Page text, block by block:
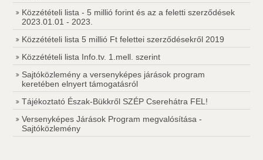
Közzétételi lista - 5 millió forint és az a feletti szerződések
2023.01.01 - 2023.
Közzétételi lista 5 millió Ft felettei szerződésekről 2019
Közzétételi lista Info.tv. 1.mell. szerint
Sajtóközlemény a versenyképes járások program
keretében elnyert támogatásról
Tájékoztató Észak-Bükkről SZÉP Cserehátra FEL!
Versenyképes Járások Program megvalósítása -
Sajtóközlemény